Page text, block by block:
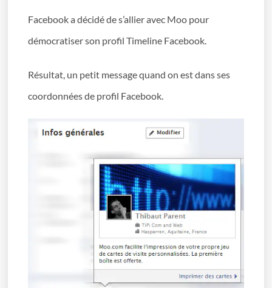
Facebook a décidé de s’allier avec Moo pour
démocratiser son profil Timeline Facebook.
Résultat, un petit message quand on est dans ses
coordonnées de profil Facebook.